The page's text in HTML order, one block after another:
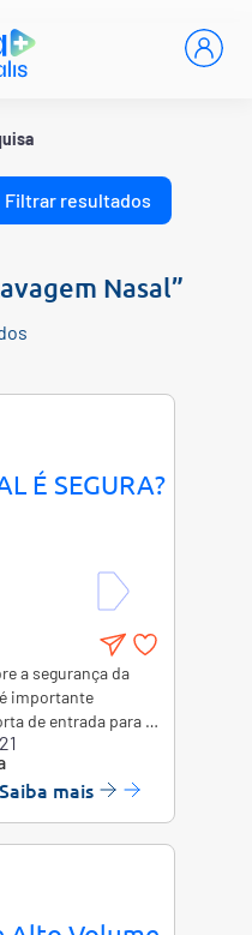
Filtrar resultados
Nasal”
É SEGURA?
a segurança da
importante
de entrada para o
isso, ele está
com
deveriam chegar
Saiba mais